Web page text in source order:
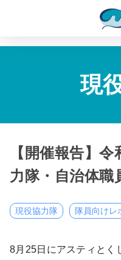
現
【開催報告】
力隊・自治体職
現役協力隊 隊員向けレ
8月25日にアスティとく